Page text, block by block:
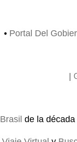
• Portal Del
|
Brasil de la